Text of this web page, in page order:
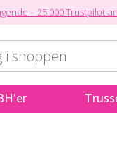
– 25.000 Trustpilot-